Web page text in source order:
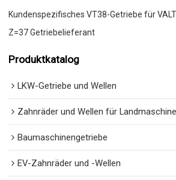
Kundenspezifisches VT38-Getriebe für
Z=37 Getriebelieferant
Produktkatalog
LKW-Getriebe und Wellen
Zahnräder und Wellen für
Baumaschinengetriebe
EV-Zahnräder und -Wellen